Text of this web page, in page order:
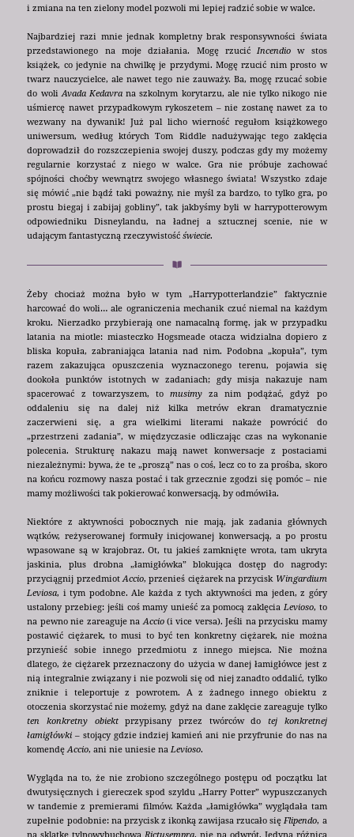
i zmiana na ten zielony model pozwoli mi lepiej radzić sobie w walce.
Najbardziej razi mnie jednak kompletny brak responsywności świata
przedstawionego na moje działania. Mogę rzucić Incendio w stos
książek, co jedynie na chwilkę je przydymi. Mogę rzucić nim prosto w
twarz nauczycielce, ale nawet tego nie zauważy. Ba, mogę rzucać sobie
do woli Avada Kedavra na szkolnym korytarzu, ale nie tylko nikogo nie
uśmiercę nawet przypadkowym rykoszetem – nie zostanę nawet za to
wezwany na dywanik! Już pal licho wierność regułom książkowego
uniwersum, według których Tom Riddle nadużywając tego zaklęcia
doprowadził do rozszczepienia swojej duszy, podczas gdy my możemy
regularnie korzystać z niego w walce. Gra nie próbuje zachować
spójności choćby wewnątrz swojego własnego świata! Wszystko zdaje
się mówić „nie bądź taki poważny, nie myśl za bardzo, to tylko gra, po
prostu biegaj i zabijaj gobliny”, tak jakbyśmy byli w harrypotterowym
odpowiedniku Disneylandu, na ładnej a sztucznej scenie, nie w
udającym fantastyczną rzeczywistośćświecie.
Żeby chociaż można było w tym „Harrypotterlandzie” faktycznie
harcować do woli… ale ograniczenia mechanik czuć niemal na każdym
kroku. Nierzadko przybierają one namacalną formę, jak w przypadku
latania na miotle: miasteczko Hogsmeade otacza widzialna dopiero z
bliska kopuła, zabraniająca latania nad nim. Podobna „kopuła”, tym
razem zakazująca opuszczenia wyznaczonego terenu, pojawia się
dookoła punktów istotnych w zadaniach; gdy misja nakazuje nam
spacerować z towarzyszem, to musimyza nim podążać, gdyż po
oddaleniu się na dalej niż kilka metrów ekran dramatycznie
zaczerwieni się, a gra wielkimi literami nakaże powrócić do
„przestrzeni zadania”, w międzyczasie odliczając czas na wykonanie
polecenia. Strukturę nakazu mają nawet konwersacje z postaciami
niezależnymi: bywa, że te „proszą” nas o coś, lecz co to za prośba, skoro
na końcu rozmowy nasza postać i tak grzecznie zgodzi się pomóc – nie
mamy możliwości tak pokierować konwersacją, by odmówiła.
Niektóre z aktywności pobocznych nie mają, jak zadania głównych
wątków, reżyserowanej formuły inicjowanej konwersacją, a po prostu
wpasowane są w krajobraz. Ot, tu jakieś zamknięte wrota, tam ukryta
jaskinia, plus drobna „łamigłówka” blokująca dostęp do nagrody:
przyciągnij przedmiotAccio, przenieś ciężarek na przycisk Wingardium
Leviosa, i tym podobne. Ale każda z tych aktywności ma jeden, z góry
ustalony przebieg: jeśli coś mamy unieść za pomocą zaklęcia Levioso, to
na pewno nie zareaguje naAccio(i vice versa). Jeśli na przycisku mamy
postawić ciężarek, to musi to być ten konkretny ciężarek, nie można
przynieść sobie innego przedmiotu z innego miejsca. Nie można
dlatego, że ciężarek przeznaczony do użycia w danej łamigłówce jest z
nią integralnie związany i nie pozwoli się od niej zanadto oddalić, tylko
zniknie i teleportuje z powrotem. A z żadnego innego obiektu z
otoczenia skorzystać nie możemy, gdyż na dane zaklęcie zareaguje tylko
ten konkretny obiektprzypisany przez twórców do tej konkretnej
łamigłówki – stojący gdzie indziej kamień ani nie przyfrunie do nas na
komendęAccio, ani nie uniesie naLevioso.
Wygląda na to, że nie zrobiono szczególnego postępu od początku lat
dwutysięcznych i giereczek spod szyldu „Harry Potter” wypuszczanych
w tandemie z premierami filmów. Każda „łamigłówka” wyglądała tam
zupełnie podobnie: na przycisk z ikonką zawijasa rzucało sięFlipendo, a
na sklątkę tylnowybuchową Rictusempra, nie na odwrót. Jedyna różnica